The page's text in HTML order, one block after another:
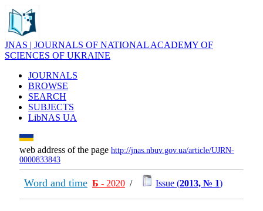
JNAS | JOURNALS OF NATIONAL ACADEMY OF
SCIENCES OF UKRAINE
JOURNALS
BROWSE
SEARCH
SUBJECTS
LibNAS UA
web address of the page http://jnas.nbuv.gov.ua/article/UJRN-
0000833843
Word and time Б - 2020 / Issue (2013, № 1)